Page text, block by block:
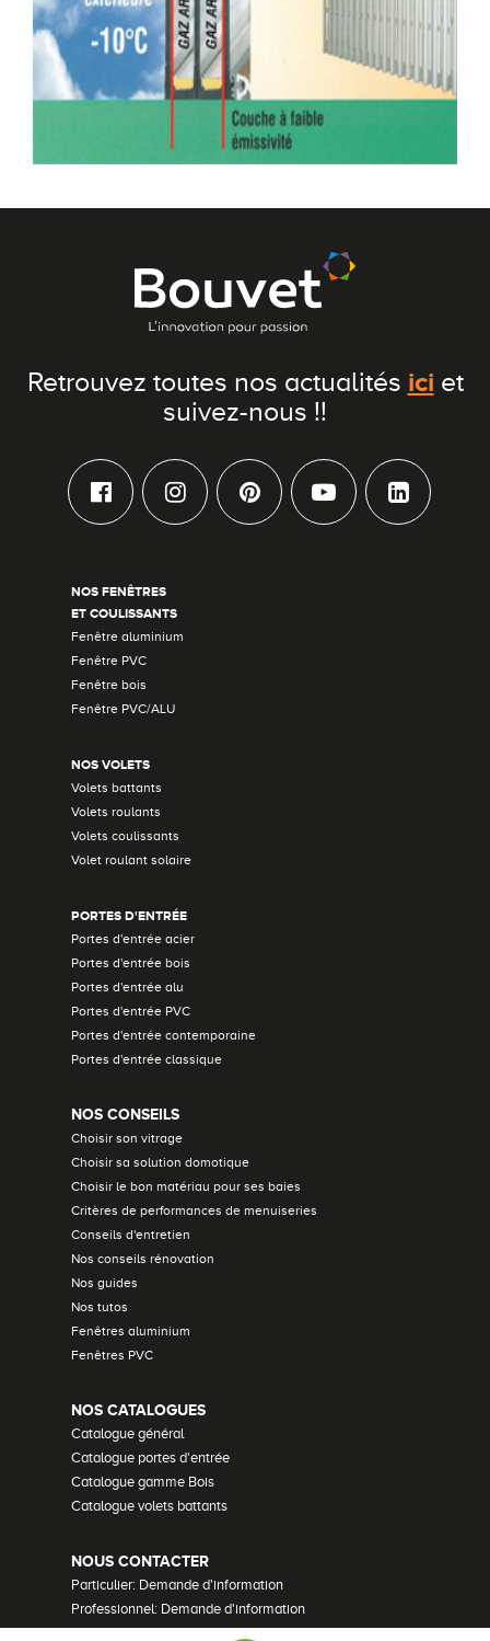
Retrouvez toutes nos actualités ici et
suivez-nous !!
NOS FENÊTRES
ET COULISSANTS
Fenêtre aluminium
Fenêtre PVC
Fenêtre bois
Fenêtre PVC/ALU
NOS VOLETS
Volets battants
Volets roulants
Volets coulissants
Volet roulant solaire
PORTES D'ENTRÉE
Portes d'entrée acier
Portes d'entrée bois
Portes d'entrée alu
Portes d'entrée PVC
Portes d'entrée contemporaine
Portes d'entrée classique
NOS CONSEILS
Choisir son vitrage
Choisir sa solution domotique
Choisir le bon matériau pour ses baies
Critères de performances de menuiseries
Conseils d'entretien
Nos conseils rénovation
Nos guides
Nos tutos
Fenêtres aluminium
Fenêtres PVC
NOS CATALOGUES
Catalogue général
Catalogue portes d'entrée
Catalogue gamme Bois
Catalogue volets battants
NOUS CONTACTER
Particulier: Demande d'information
Professionnel: Demande d'information
Demander un devis